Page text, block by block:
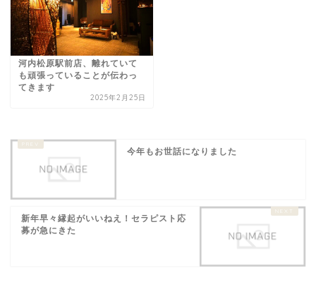
河内松原駅前店、離れていて
も頑張っていることが伝わっ
てきます
2025年2月25日
今年もお世話になりました
新年早々縁起がいいねえ！セラピスト応
募が急にきた